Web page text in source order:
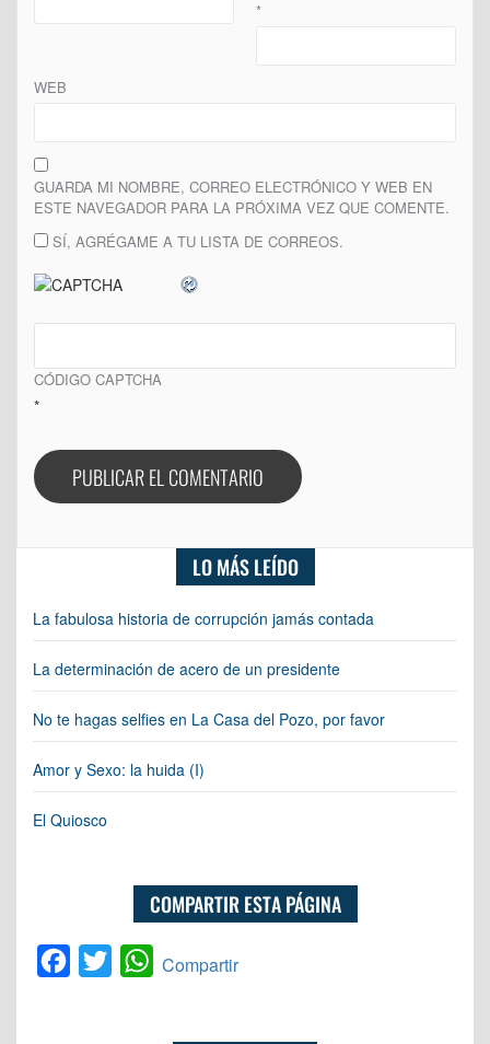
*
WEB
GUARDA MI NOMBRE, CORREO ELECTRÓNICO Y WEB EN
ESTE NAVEGADOR PARA LA PRÓXIMA VEZ QUE COMENTE.
SÍ, AGRÉGAME A TU LISTA DE CORREOS.
CÓDIGO CAPTCHA
*
LO MÁS LEÍDO
La fabulosa historia de corrupción jamás contada
La determinación de acero de un presidente
No te hagas selfies en La Casa del Pozo, por favor
Amor y Sexo: la huida (I)
El Quiosco
COMPARTIR ESTA PÁGINA
Facebook
Twitter WhatsApp
Compartir